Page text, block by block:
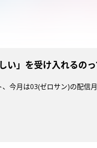
い」を受け入れるのっ
今月は03(ゼロサン)の配信